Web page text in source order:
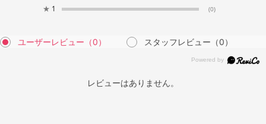
★ 1 (0)
ユーザーレビュー （0） スタッフレビュー （0）
レビューはありません。